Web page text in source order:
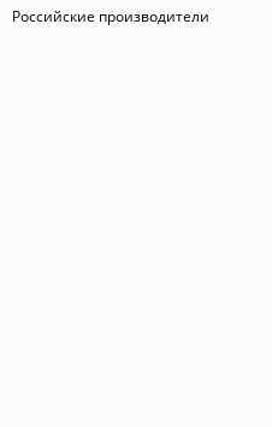
Российские производители